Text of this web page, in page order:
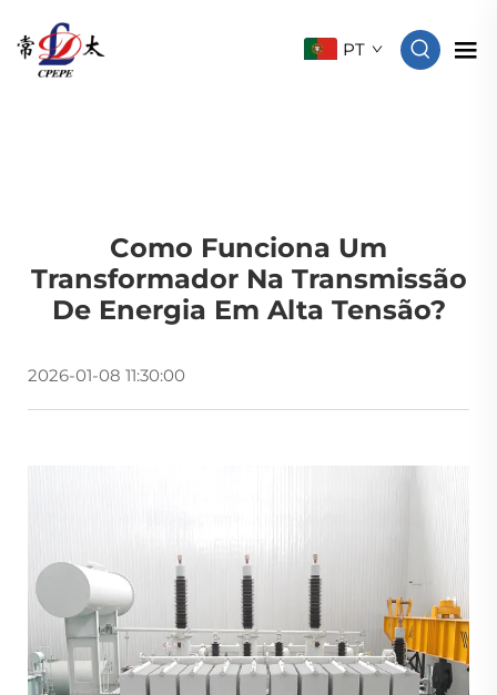
PT
Como Funciona Um
Transformador Na Transmissão
De Energia Em Alta Tensão?
2026-01-08 11:30:00